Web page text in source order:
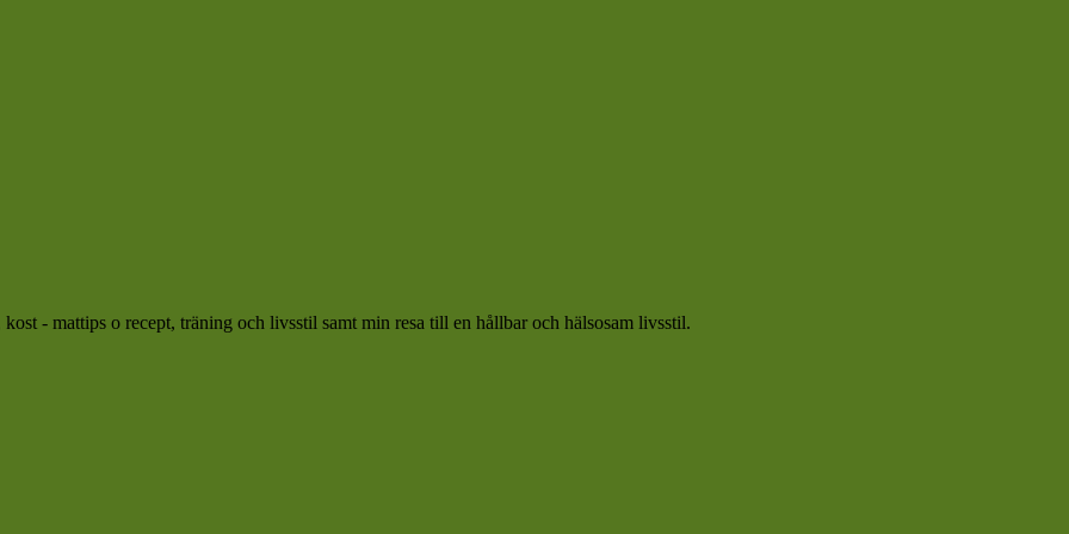
- mattips o recept, träning och livsstil samt min resa till en hållbar och hälsosam livsstil.